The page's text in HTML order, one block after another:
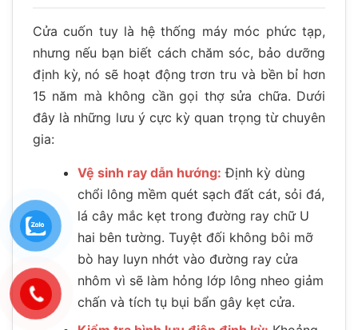
Cửa cuốn tuy là hệ thống máy móc phức tạp,
nhưng nếu bạn biết cách chăm sóc, bảo dưỡng
định kỳ, nó sẽ hoạt động trơn tru và bền bỉ hơn
15 năm mà không cần gọi thợ sửa chữa. Dưới
đây là những lưu ý cực kỳ quan trọng từ chuyên
gia:
Vệ sinh ray dẫn hướng: Định kỳ dùng
chổi lông mềm quét sạch đất cát, sỏi đá,
lá cây mắc kẹt trong đường ray chữ U
hai bên tường. Tuyệt đối không bôi mỡ
bò hay luyn nhớt vào đường ray cửa
nhôm vì sẽ làm hỏng lớp lông nheo giảm
chấn và tích tụ bụi bẩn gây kẹt cửa.